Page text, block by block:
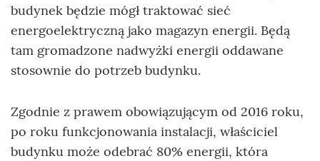
budynek będzie mógł traktować sieć
energoelektryczną jako magazyn energii. Będą
tam gromadzone nadwyżki energii oddawane
stosownie do potrzeb budynku.
Zgodnie z prawem obowiązującym od 2016 roku,
po roku funkcjonowania instalacji, właściciel
budynku może odebrać 80% energii, która